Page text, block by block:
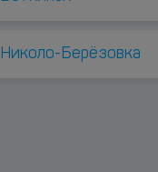
Николо-Берёзовка